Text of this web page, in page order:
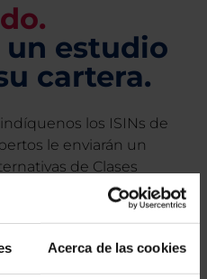
Acerca de las cookies
un estudio
cartera.
los ISINs de
le enviarán un
de Clases
ahorrar en sus costes.